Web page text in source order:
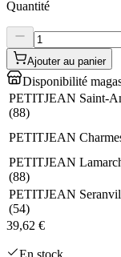
Quantité
Ajouter au panier
Disponibilité
PETITJEAN Saint-
(88)
PETITJEAN
PETITJEAN
(88)
PETITJEAN
(54)
39,62 €
En stock